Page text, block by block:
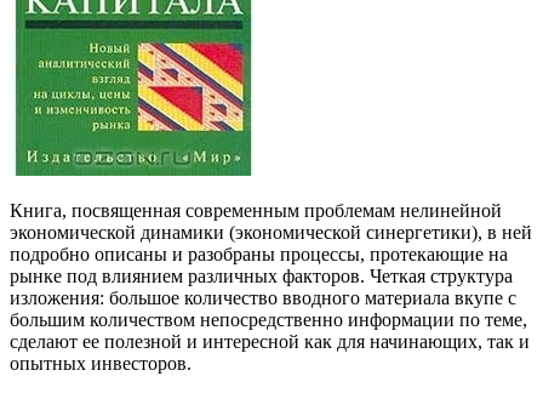
Книга, посвященная современным проблемам нелинейной
экономической динамики (экономической синергетики), в ней
подробно описаны и разобраны процессы, протекающие на
рынке под влиянием различных факторов. Четкая структура
изложения: большое количество вводного материала вкупе с
большим количеством непосредственно информации по теме,
сделают ее полезной и интересной как для начинающих, так и
опытных инвесторов.